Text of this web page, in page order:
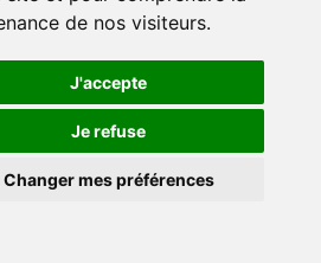
de nos visiteurs.
J'accepte
Je refuse
Changer mes préférences
il devenir le catalyseur d'une
de paiement ?